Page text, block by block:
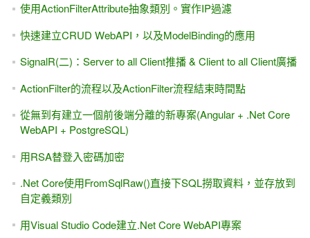
使用ActionFilterAttribute抽象類別。實作IP過濾
快速建立CRUD WebAPI，以及ModelBinding的應用
SignalR(二)：Server to all Client推播 & Client to all Client廣播
ActionFilter的流程以及ActionFilter流程結束時間點
從無到有建立一個前後端分離的新專案(Angular + .Net Core
WebAPI + PostgreSQL)
用RSA替登入密碼加密
.Net Core使用FromSqlRaw()直接下SQL撈取資料，並存放到
自定義類別
用Visual Studio Code建立.Net Core WebAPI專案